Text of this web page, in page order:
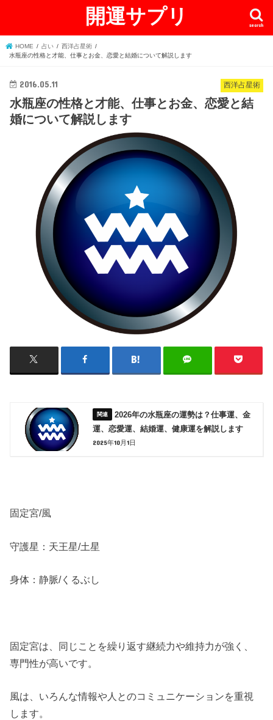
開運サプリ search
HOME 占い
西洋占星術
水瓶座の性格と才能、仕事とお金、恋愛と結婚について解説します
西洋占星術
2016.05.11
水瓶座の性格と才能、仕事とお金、恋愛と結
婚について解説します
2026年の水瓶座の運勢は？仕事運、金
運、恋愛運、結婚運、健康運を解説します
2025年10月1日
固定宮/風
守護星：天王星/土星
身体：静脈/くるぶし
固定宮は、同じことを繰り返す継続力や維持力が強く、
専門性が高いです。
風は、いろんな情報や人とのコミュニケーションを重視
します。